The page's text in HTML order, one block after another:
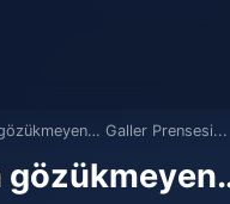
Galler Prensesi...